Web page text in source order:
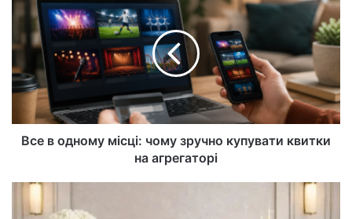
йт
Все в одному місці: чому зручно купувати квитки
на агрегаторі